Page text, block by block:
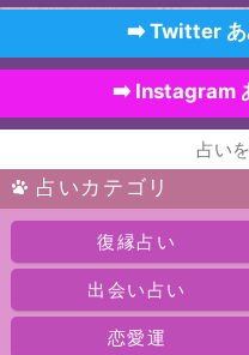
➡️ Twitter あ
➡️ Instagram
占いカテゴリ
復縁占い
出会い占い
恋愛運